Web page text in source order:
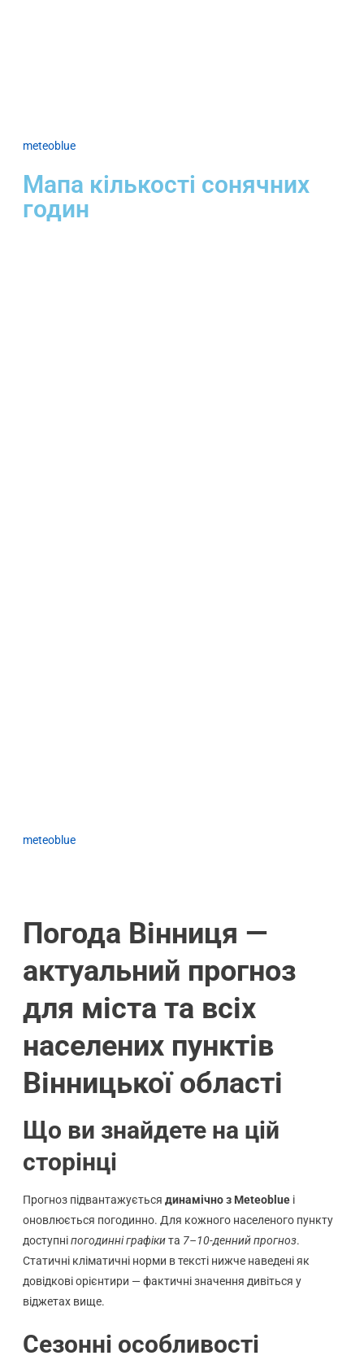
meteoblue
Мапа кількості сонячних
годин
meteoblue
Погода Вінниця —
актуальний прогноз
для міста та всіх
населених пунктів
Вінницької області
Що ви знайдете на цій
сторінці
Прогноз підвантажується динамічно з Meteoblueі
оновлюється погодинно. Для кожного населеного пункту
доступніпогодинні графікита 7–10-денний прогноз.
Статичні кліматичні норми в тексті нижче наведені як
довідкові орієнтири — фактичні значення дивіться у
віджетах вище.
Сезонні особливості